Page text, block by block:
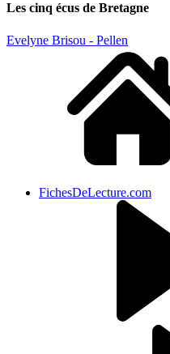
Les cinq écus de Bretagne
Evelyne Brisou - Pellen
FichesDeLecture.com